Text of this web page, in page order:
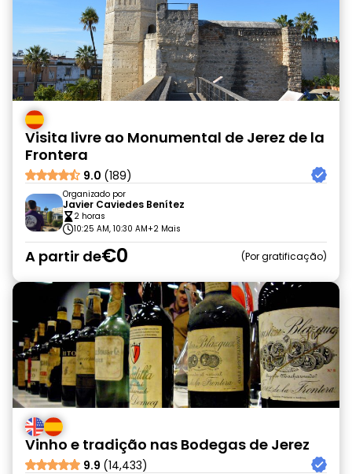
Visita livre ao Monumental de Jerez de la
Frontera
9.0 (189)
Organizado por
Javier Caviedes Benítez
2 horas
10:25 AM, 10:30 AM+2 Mais
A partir de€0 Por gratificação
Vinho e tradição nas Bodegas de Jerez
9.9 (14,433)